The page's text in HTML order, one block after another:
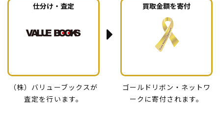
仕分け・査定
（株）バリューブックスが
査定を行います。
買取金額を寄付
ゴールドリボン・ネットワ
ークに寄付されます。